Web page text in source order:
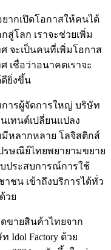
ากเปิดโอกาสให้คนได้
โลก เราจะช่วยเพิ่ม
จะเป็นคนที่เพิ่มโอกาส
เชื่อว่าอนาคตเราจะ
ยิ่งขึ้น
ารผู้จัดการใหญ่ บริษัท
เทนต์เปลี่ยนแปลง
หลากหลาย โลจิสติกส์
รษณีย์ไทยพยายามขยาย
ประสบการณ์การใช้
ชน เข้าถึงบริการได้ทั่ว
วย
ขายสินค้าไทยจาก
Idol Factory ด้วย